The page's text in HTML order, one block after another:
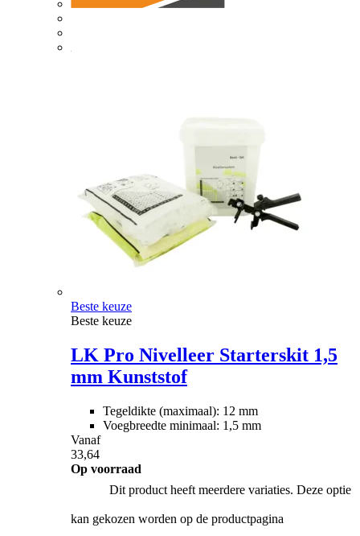
Beste keuze
Beste keuze
LK Pro Nivelleer Starterskit 1,5
mm Kunststof
Tegeldikte (maximaal): 12 mm
Voegbreedte minimaal: 1,5 mm
Vanaf
33,64
Op voorraad
Dit product heeft meerdere variaties. Deze optie
kan gekozen worden op de productpagina